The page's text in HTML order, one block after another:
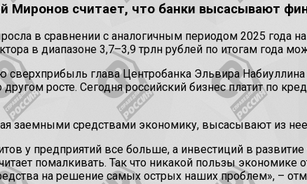
Миронов считает, что банки высасывают
в сравнении с аналогичным периодом 2025 года
в диапазоне 3,7–3,9 трлн рублей по итогам года
глава Центробанка Эльвира Набиуллина
росте. Сегодня российский бизнес платит по
заемными средствами экономику, высасывают из
у предприятий все больше, а инвестиций в
помалкивать. Так что никакой пользы
на решение самых острых наших проблем», –